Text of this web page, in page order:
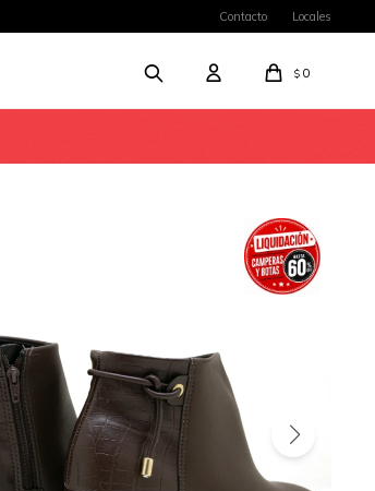
$ 0
Contacto Locales